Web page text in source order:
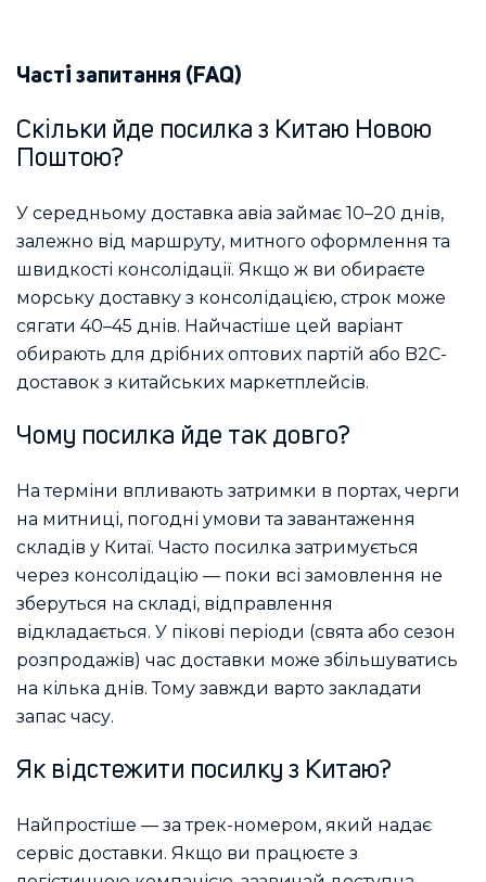
Часті запитання (FAQ)
Скільки йде посилка з Китаю Новою
Поштою?
У середньому доставка авіа займає 10–20 днів,
залежно від маршруту, митного оформлення та
швидкості консолідації. Якщо ж ви обираєте
морську доставку з консолідацією, строк може
сягати 40–45 днів. Найчастіше цей варіант
обирають для дрібних оптових партій або B2C-
доставок з китайських маркетплейсів.
Чому посилка йде так довго?
На терміни впливають затримки в портах, черги
на митниці, погодні умови та завантаження
складів у Китаї. Часто посилка затримується
через консолідацію — поки всі замовлення не
зберуться на складі, відправлення
відкладається. У пікові періоди (свята або сезон
розпродажів) час доставки може збільшуватись
на кілька днів. Тому завжди варто закладати
запас часу.
Як відстежити посилку з Китаю?
Найпростіше — за трек-номером, який надає
сервіс доставки. Якщо ви працюєте з